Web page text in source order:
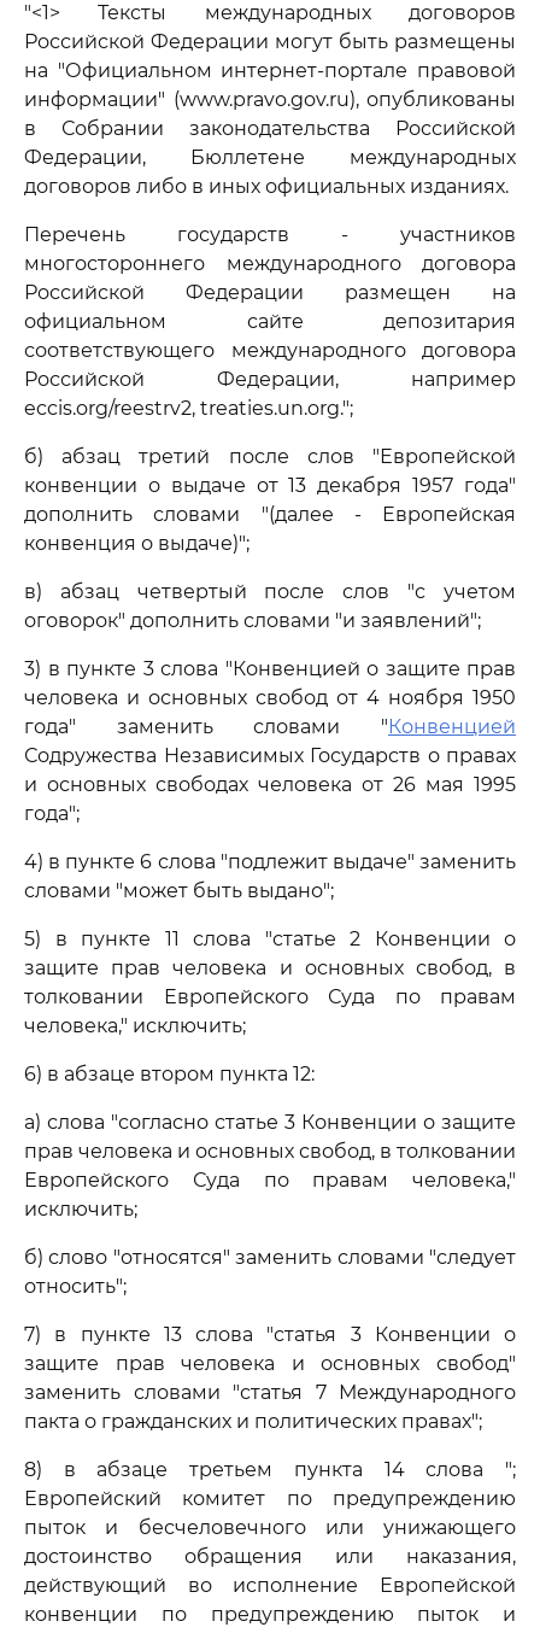
"<1> Тексты международных договоров
Российской Федерации могут быть размещены
на "Официальном интернет-портале правовой
информации" (www.pravo.gov.ru), опубликованы
в Собрании законодательства Российской
Федерации, Бюллетене международных
договоров либо в иных официальных изданиях.
Перечень государств - участников
многостороннего международного договора
Российской Федерации размещен на
официальном сайте депозитария
соответствующего международного договора
Российской Федерации, например
eccis.org/reestrv2, treaties.un.org.";
б) абзац третий после слов "Европейской
конвенции о выдаче от 13 декабря 1957 года"
дополнить словами "(далее - Европейская
конвенция о выдаче)";
в) абзац четвертый после слов "с учетом
оговорок" дополнить словами "и заявлений";
3) в пункте 3 слова "Конвенцией о защите прав
человека и основных свобод от 4 ноября 1950
года" заменить словами "Конвенцией
Содружества Независимых Государств о правах
и основных свободах человека от 26 мая 1995
года";
4) в пункте 6 слова "подлежит выдаче" заменить
словами "может быть выдано";
5) в пункте 11 слова "статье 2 Конвенции о
защите прав человека и основных свобод, в
толковании Европейского Суда по правам
человека," исключить;
6) в абзаце втором пункта 12:
а) слова "согласно статье 3 Конвенции о защите
прав человека и основных свобод, в толковании
Европейского Суда по правам человека,"
исключить;
б) слово "относятся" заменить словами "следует
относить";
7) в пункте 13 слова "статья 3 Конвенции о
защите прав человека и основных свобод"
заменить словами "статья 7 Международного
пакта о гражданских и политических правах";
8) в абзаце третьем пункта 14 слова ";
Европейский комитет по предупреждению
пыток и бесчеловечного или унижающего
достоинство обращения или наказания,
действующий во исполнение Европейской
конвенции по предупреждению пыток и